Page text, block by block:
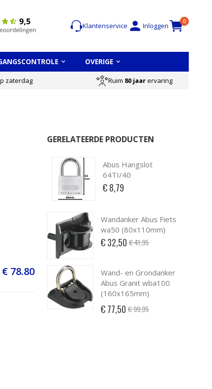
Klantenservice Inloggen
Cart
0items
OVERIGE
zaterdag Ruim 80 jaarervaring
€ 78.80
GERELATEERDE PRODUCTEN
Abus Hangslot
64TI/40
€ 8,79
Wandanker Abus Fiets
wa50 (80x110mm)
Special
€ 32,50 € 41,95
Wand- en Grondanker
Abus Granit wba100
(160x165mm)
Special
€ 77,50 € 99,95